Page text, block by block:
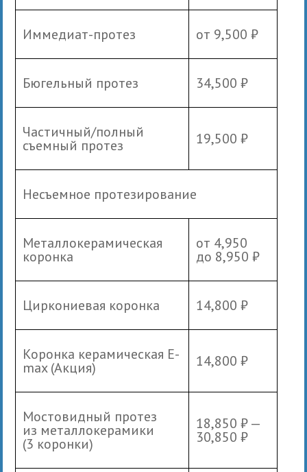
Иммедиат-протез от 9,500 ₽
Бюгельный протез 34,500 ₽
Частичный/полный
съемный протез 19,500 ₽
Несъемное протезирование
Металлокерамическая
коронка
от 4,950
до 8,950 ₽
Циркониевая коронка 14,800 ₽
Коронка керамическая E-
max (Акция) 14,800 ₽
Мостовидный протез
из металлокерамики
(3 коронки)
18,850 ₽ —
30,850 ₽